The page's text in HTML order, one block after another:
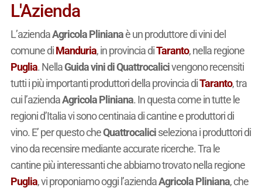
L'Azienda
L’aziendaAgricola Plinianaè un produttore di vini del
comune diManduria, in provincia diTaranto, nella regione
Puglia. NellaGuida vini di Quattrocalicivengono recensiti
tutti i più importanti produttori della provincia diTaranto, tra
cui l’aziendaAgricola Pliniana. In questa come in tutte le
regioni d’Italia vi sono centinaia di cantine e produttori di
vino. E’ per questo cheQuattrocaliciseleziona i produttori di
vino da recensire mediante accurate ricerche. Tra le
cantine più interessanti che abbiamo trovato nella regione
Puglia, vi proponiamo oggi l’aziendaAgricola Pliniana, che